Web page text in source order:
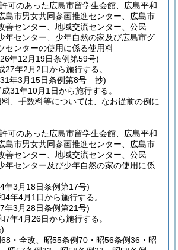
可のあった広島市留学生会館、広島平和
島市男女共同参画推進センター、広島市
善センター、地域交流センター、公民
年センター、少年自然の家及び広島市グ
センターの使用に係る使用料
年12月19日条例第59号)
27年2月2日から施行する。
年3月15日条例第8号 抄)
31年10月1日から施行する。
、手数料等については、なお従前の例に
可のあった広島市留学生会館、広島平和
島市男女共同参画推進センター、広島市
善センター、地域交流センター、公民
年センター及び少年自然の家の使用に係
年3月18日条例第17号)
4年4月1日から施行する。
年3月28日条例第21号)
7年4月26日から施行する。
・全改、昭55条例70・昭56条例36・昭